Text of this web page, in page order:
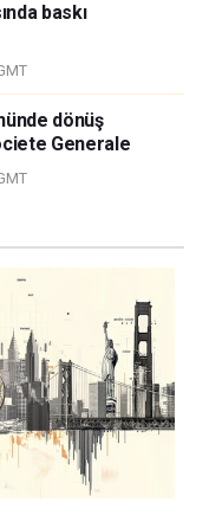
baskı
dönüş
Generale